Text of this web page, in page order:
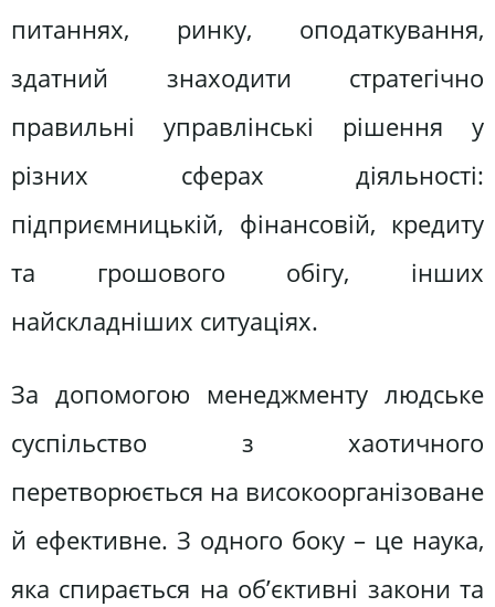
питаннях, ринку, оподаткування,
здатний знаходити стратегічно
правильні управлінські рішення у
різних сферах діяльності:
підприємницькій, фінансовій, кредиту
та грошового обігу, інших
найскладніших ситуаціях.
За допомогою менеджменту людське
суспільство з хаотичного
перетворюється на високоорганізоване
й ефективне. З одного боку – це наука,
яка спирається на об’єктивні закони та